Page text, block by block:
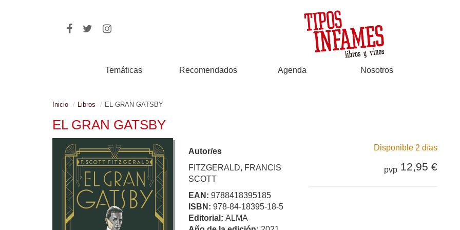
Temáticas Recomendados Agenda Nosotros
Inicio Libros EL GRAN GATSBY
EL GRAN GATSBY
Autor/es
FITZGERALD, FRANCIS
SCOTT
EAN: 9788418395185
ISBN: 978-84-18395-18-5
Editorial: ALMA
Disponible 2 días
pvp 12,95 €